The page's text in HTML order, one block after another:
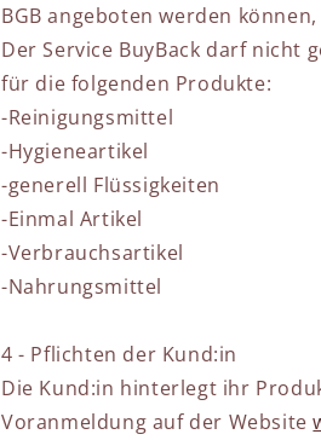
BGB angeboten werden
Der Service BuyBack darf nicht
für die folgenden Produkte:
-Reinigungsmittel
-Hygieneartikel
-generell Flüssigkeiten
-Einmal Artikel
-Verbrauchsartikel
-Nahrungsmittel
4 - Pflichten der Kund:in
Die Kund:in hinterlegt ihr
Voranmeldung auf der Website